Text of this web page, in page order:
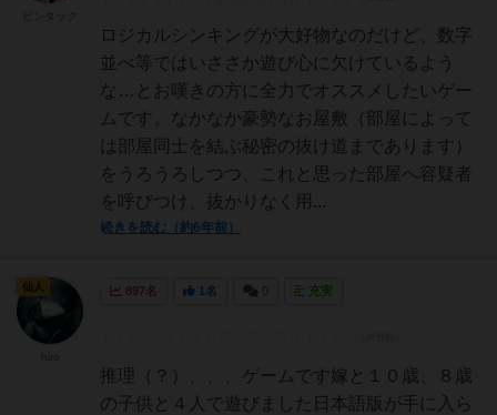
ロジカルシンキングが大好物なのだけど、数字
並べ等ではいささか遊び心に欠けているよう
な…とお嘆きの方に全力でオススメしたいゲー
ムです。なかなか豪勢なお屋敷（部屋によって
は部屋同士を結ぶ秘密の抜け道まであります）
をうろうろしつつ、これと思った部屋へ容疑者
を呼びつけ、抜かりなく用...
続きを読む（約6年前）
897名 1名 充実
推理（？）、、、ゲームです嫁と１０歳、８歳
の子供と４人で遊びました日本語版が手に入ら
仙人